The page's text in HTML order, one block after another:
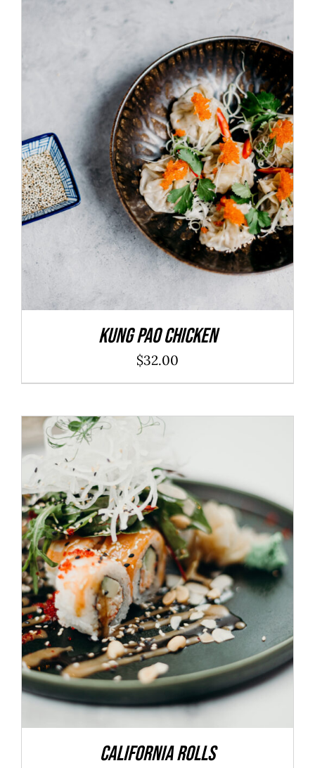
ADD TO CART / DÉTAILS
Kung Pao Chicken
$32.00
SELECT OPTIONS / DÉTAILS
California Rolls